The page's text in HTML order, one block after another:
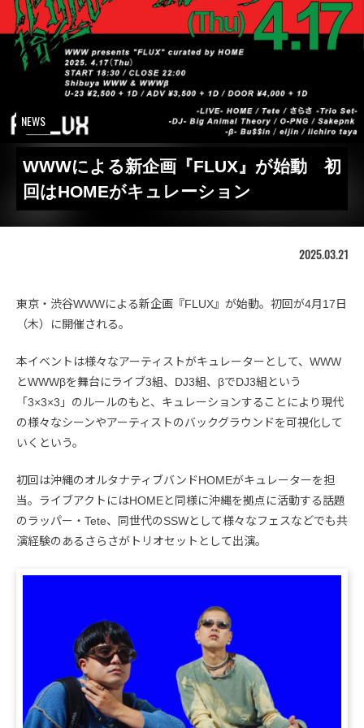
NEWS
WWWによる新企画『FLUX』が始動 初
回はHOMEがキュレーション
2025.03.21
東京・渋谷WWWによる新企画『FLUX』が始動。初回が4月17日
（木）に開催される。
本イベントは様々なアーティストがキュレーターとして、WWW
とWWWβを舞台にライブ3組、DJ3組、βでDJ3組という
「3×3×3」のルールのもと、キュレーションすることにより現代
の様々なシーンやアーティストのバックグラウンドを可視化して
いくという。
初回は沖縄のオルタナティブバンドHOMEがキュレーターを担
当。ライブアクトにはHOMEと同様に沖縄を拠点に活動する話題
のラッパー・Tete、同世代のSSWとして様々なフェスなどでも共
演経験のあるさらさがトリオセットとして出演。